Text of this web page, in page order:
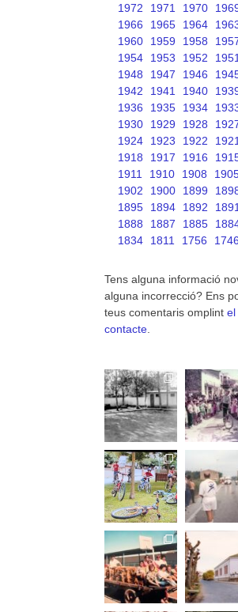
1972
1971 1970
1966
1965 1964
1960
1959 1958
1954
1953 1952 1951
1948
1947 1946
1942
1941 1940
1936
1935 1934
1930
1929 1928
1924
1923 1922 1921
1918
1917 1916
1911
1910 1908
1902
1900 1899
1895
1894 1892 1891
1888
1887 1885
1834
1811 1756 1746
Tens alguna informació
alguna incorrecció? Ens
teus comentaris omplint el
contacte